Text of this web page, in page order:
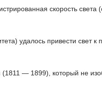
скорость
удалось привести свет
— 1899), который не